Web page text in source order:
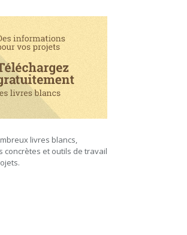
livres blancs,
concrètes et outils de travail